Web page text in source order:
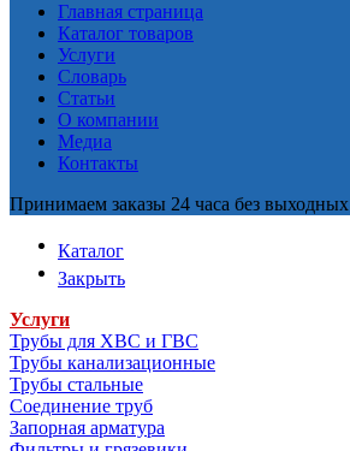
Главная страница
Каталог товаров
Услуги
Словарь
Статьи
О компании
Медиа
Контакты
Принимаем заказы 24 часа без выходных
Каталог
Закрыть
Услуги
Трубы для ХВС и ГВС
Трубы канализационные
Трубы стальные
Соединение труб
Запорная арматура